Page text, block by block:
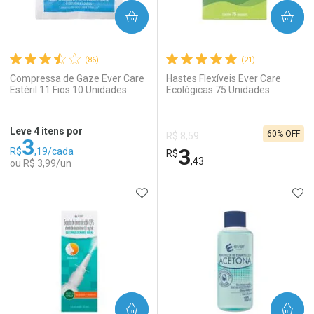
Comprar sem Desconto
Por R$ 8,47/cada
Comprar sem Desconto
Por R$ 8,47/cada
Comprar sem Desconto
Por R$ 2,87/cada
Comprar sem Desconto
Por R$ 2,87/cada
(86)
Compressa de Gaze Ever Care
Estéril 11 Fios 10 Unidades
Leve 4 itens por
R$3,19/cada
ou R$ 3,99/un
COMPRAR
Laboratório
Por Menos
(21)
Hastes Flexíveis Ever Care
Ecológicas 75 Unidades
R$ 8,59
R$3,43
60% OFF
COMPRAR
Laboratório
Por Menos
ADICIONAR AOS FAVORITOS
COMPRAR COMPRAR